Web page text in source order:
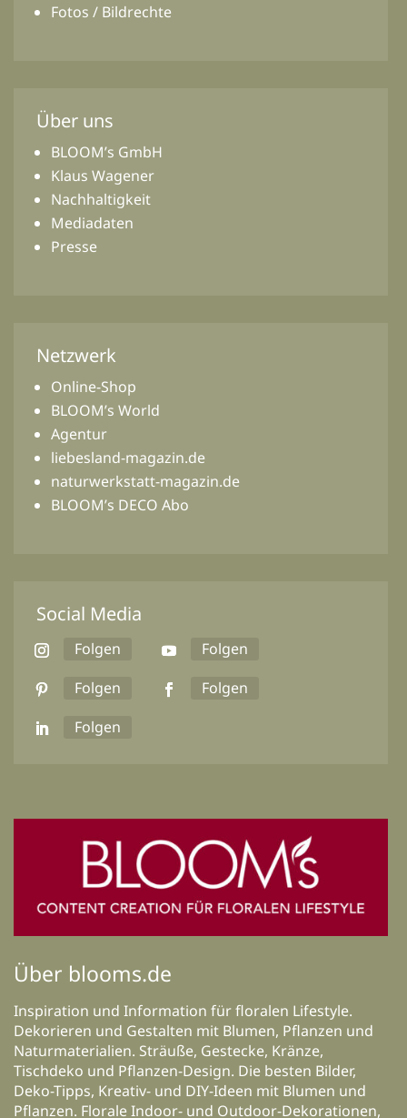
Fotos / Bildrechte
Über uns
BLOOM’s GmbH
Klaus Wagener
Nachhaltigkeit
Mediadaten
Presse
Netzwerk
Online-Shop
BLOOM’s World
Agentur
liebesland-magazin.de
naturwerkstatt-magazin.de
BLOOM’s DECO Abo
Social Media
Folgen
Folgen
Folgen
Folgen
Folgen
Über blooms.de
Inspiration und Information für floralen Lifestyle.
Dekorieren und Gestalten mit Blumen, Pflanzen und
Naturmaterialien. Sträuße, Gestecke, Kränze,
Tischdeko und Pflanzen-Design. Die besten Bilder,
Deko-Tipps, Kreativ- und DIY-Ideen mit Blumen und
Pflanzen. Florale Indoor- und Outdoor-Dekorationen,